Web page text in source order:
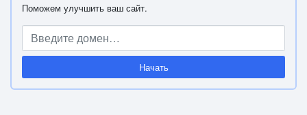
Поможем улучшить ваш сайт.
Начать